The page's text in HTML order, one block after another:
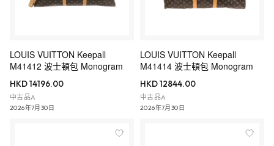
LOUIS VUITTON Keepall
M41412 波士頓包 Monogram
HKD 14196.00
中古品A
2026年7月30日
LOUIS VUITTON Keepall
M41414 波士頓包 Monogram
HKD 12844.00
中古品A
2026年7月30日